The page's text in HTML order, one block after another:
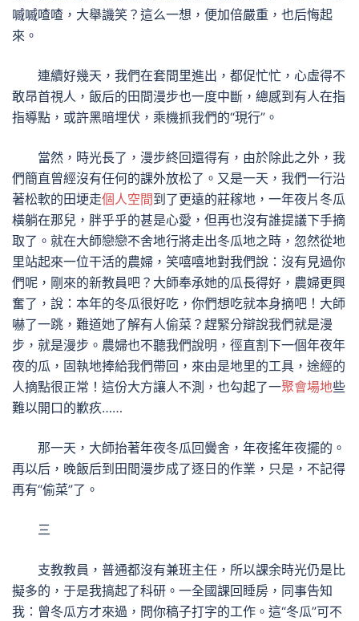
嘁嘁喳喳，大舉譏笑？這么一想，便加倍嚴重，也后悔起
來。
連續好幾天，我們在套間里進出，都促忙忙，心虛得不
敢昂首視人，飯后的田間漫步也一度中斷，總感到有人在指
指導點，或許黑暗埋伏，乘機抓我們的“現行”。
當然，時光長了，漫步終回還得有，由於除此之外，我
們簡直曾經沒有任何的課外放松了。又是一天，我們一行沿
著松軟的田埂走個人空間到了更遠的莊稼地，一年夜片冬瓜
橫躺在那兒，胖乎乎的甚是心愛，但再也沒有誰提議下手摘
取了。就在大師戀戀不舍地行將走出冬瓜地之時，忽然從地
里站起來一位干活的農婦，笑嘻嘻地對我們說：沒有見過你
們呢，剛來的新教員吧？大師奉承她的瓜長得好，農婦更興
奮了，說：本年的冬瓜很好吃，你們想吃就本身摘吧！大師
嚇了一跳，難道她了解有人偷菜？趕緊分辯說我們就是漫
步，就是漫步。農婦也不聽我們說明，徑直割下一個年夜年
夜的瓜，固執地捧給我們帶回，來由是地里的工具，途經的
人摘點很正常！這份大方讓人不測，也勾起了一聚會場地些
難以開口的歉疚……
那一天，大師抬著年夜冬瓜回黌舍，年夜搖年夜擺的。
再以后，晚飯后到田間漫步成了逐日的作業，只是，不記得
再有“偷菜”了。
三
支教教員，普通都沒有兼班主任，所以課余時光仍是比
擬多的，于是我搞起了科研。一全國課回睡房，同事告知
我：曾冬瓜方才來過，問你稿子打字的工作。這“冬瓜”可不